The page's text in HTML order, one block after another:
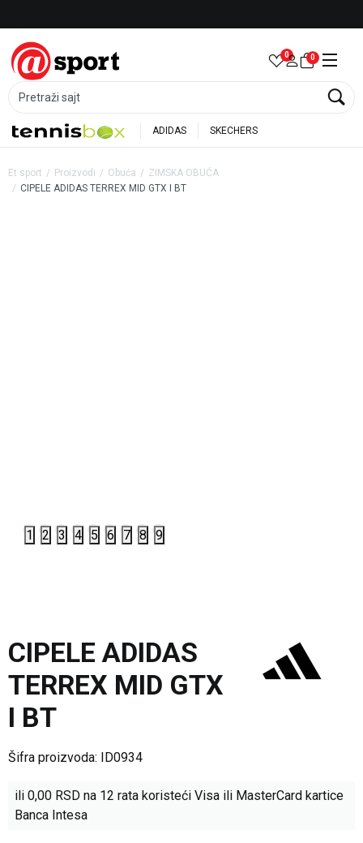
Pretraži sajt
0 0
ADIDAS SKECHERS
Et sport Proizvodi Obuća
ZIMSKA OBUĆA
CIPELE ADIDAS TERREX MID GTX I BT
1 2 3 4 5 6 7 8 9
CIPELE ADIDAS
TERREX MID GTX
I BT
Šifra proizvoda: ID0934
ili 0,00 RSD na 12 rata koristeći Visa ili MasterCard kartice
Banca Intesa